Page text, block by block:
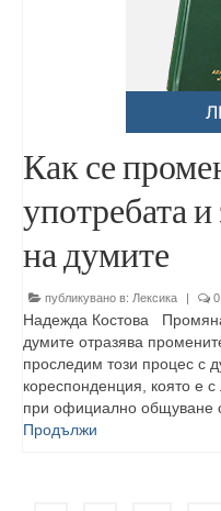
Как се
употребата
на думите
публикувано в: Лексика | 0
Надежда Костова
думите отразява
проследим този процес с
кореспонденция, която е с
при официално общуване
Продължи